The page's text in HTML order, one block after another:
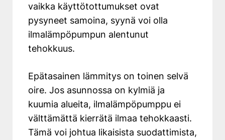
vaikka käyttötottumukset ovat
pysyneet samoina, syynä voi olla
ilmalämpöpumpun alentunut
tehokkuus.
Epätasainen lämmitys on toinen selvä
oire. Jos asunnossa on kylmiä ja
kuumia alueita, ilmalämpöpumppu ei
välttämättä kierrätä ilmaa tehokkaasti.
Tämä voi johtua likaisista suodattimista,